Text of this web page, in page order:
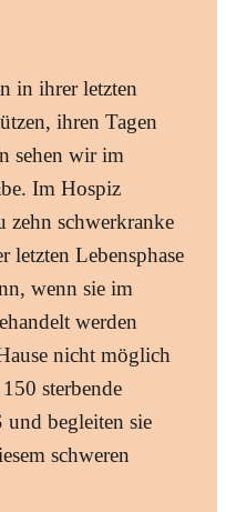
in ihrer letzten
ihren Tagen
sehen wir im
Im Hospiz
zehn schwerkranke
letzten Lebensphase
wenn sie im
werden
nicht möglich
sterbende
begleiten sie
schweren